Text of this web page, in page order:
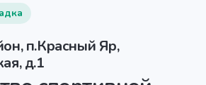
п.Красный Яр,
д.1